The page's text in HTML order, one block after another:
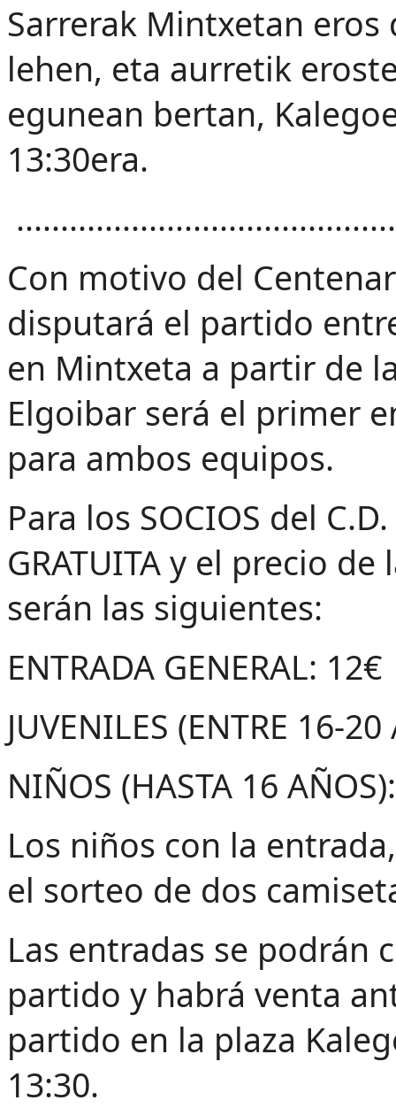
Sarrerak Mintxetan
lehen, eta aurretik
egunean bertan,
13:30era.
Con motivo del
disputará el partido
en Mintxeta a partir de
Elgoibar será el primer
para ambos equipos.
Para los SOCIOS del
GRATUITA y el precio
serán las siguientes:
ENTRADA GENERAL: 12€
JUVENILES (ENTRE 16-
NIÑOS (HASTA 16
Los niños con la
el sorteo de dos
Las entradas se podrán
partido y habrá venta
partido en la plaza
13:30.